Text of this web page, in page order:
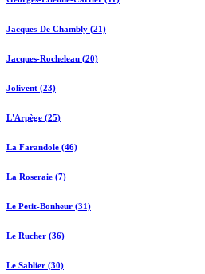
Jacques-De Chambly (21)
Jacques-Rocheleau (20)
Jolivent (23)
L'Arpège (25)
La Farandole (46)
La Roseraie (7)
Le Petit-Bonheur (31)
Le Rucher (36)
Le Sablier (30)